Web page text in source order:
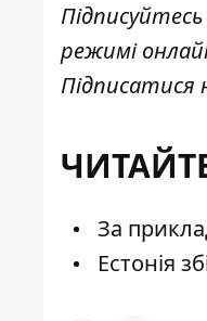
режимі
Підписатися
За
Естонія